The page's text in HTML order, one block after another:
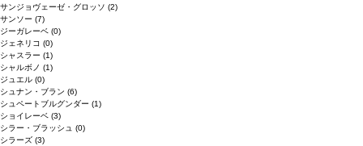
サンジョヴェーゼ・グロッソ (2)
サンソー (7)
ジーガレーベ (0)
ジェネリコ (0)
シャスラー (1)
シャルボノ (1)
ジュエル (0)
シュナン・ブラン (6)
シュペートブルグンダー (1)
ショイレーベ (3)
シラー・ブラッシュ (0)
シラーズ (3)